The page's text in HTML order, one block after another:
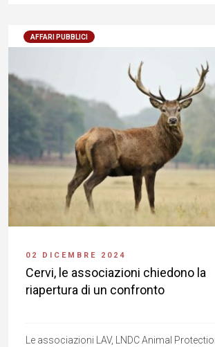
AFFARI PUBBLICI
02 DICEMBRE 2024
Cervi, le associazioni chiedono la
riapertura di un confronto
Le associazioni LAV, LNDC Animal